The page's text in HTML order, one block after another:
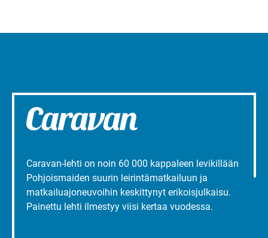
Caravan-lehti on noin 60 000 kappaleen levikillään
Pohjoismaiden suurin leirintämatkailuun ja
matkailuajoneuvoihin keskittynyt erikoisjulkaisu.
Painettu lehti ilmestyy viisi kertaa vuodessa.